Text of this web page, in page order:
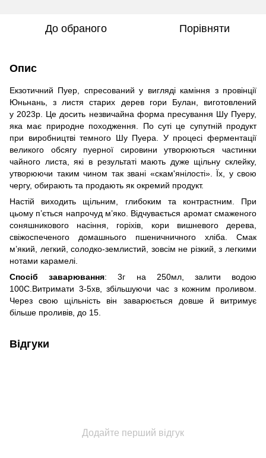
До обраного Порівняти
Опис
Екзотичний Пуер, спресований у вигляді каміння з провінції
Юньнань, з листя старих дерев гори Булан, виготовлений
у 2023р. Це досить незвичайна форма пресування Шу Пуеру,
яка має природне походження. По суті це супутній продукт
при виробництві темного Шу Пуера. У процесі ферментації
великого обсягу пуерної сировини утворюються частинки
чайного листа, які в результаті мають дуже щільну склейку,
утворюючи таким чином так звані «скам'янілості». Їх, у свою
чергу, обирають та продають як окремий продукт.
Настій виходить щільним, глибоким та контрастним. При
цьому п’ється напрочуд м’яко. Відчувається аромат смаженого
соняшникового насіння, горіхів, кори вишневого дерева,
свіжоспеченого домашнього пшеничничного хліба. Смак
м’який, легкий, солодко-землистий, зовсім не різкий, з легкими
нотами карамелі.
Спосіб заварювання: 3г на 250мл, залити водою
100С.Витримати 3-5хв, збільшуючи час з кожним проливом.
Через свою щільність він заварюється довше й витримує
більше проливів, до 15.
Відгуки
Додайте перший відгук